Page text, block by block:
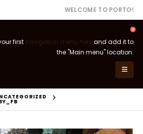
WELCOME TO PORTO!
0
first navigation menu hereand add it to
the "Main menu" location.